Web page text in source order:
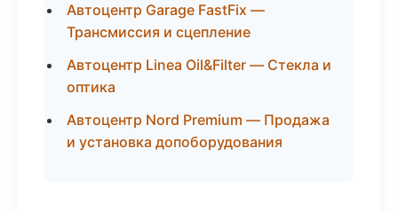
Автоцентр Garage FastFix —
Трансмиссия и сцепление
Автоцентр Linea Oil&Filter — Стекла и
оптика
Автоцентр Nord Premium — Продажа
и установка допоборудования